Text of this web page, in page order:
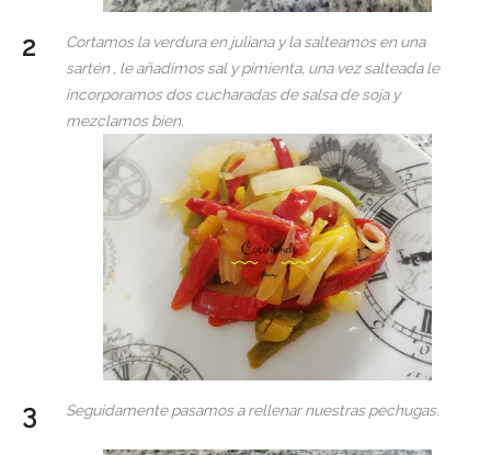
Cortamos la verdura en juliana y la salteamos en una
sartén , le añadimos sal y pimienta, una vez salteada le
incorporamos dos cucharadas de salsa de soja y
mezclamos bien.
Seguidamente pasamos a rellenar nuestras pechugas.